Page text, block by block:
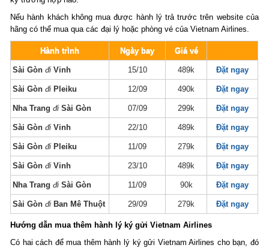
Nếu hành khách không mua được hành lý trả trước trên website của
hãng có thể mua qua các đại lý hoặc phòng vé của Vietnam Airlines.
Hành trình Ngày bay Giá vé
Sài Gònđi Vinh 15/10 489k Đặt ngay
Sài Gònđi Pleiku 12/09 490k Đặt ngay
Nha Trangđi Sài Gòn 07/09 299k Đặt ngay
Sài Gònđi Vinh 22/10 489k Đặt ngay
Sài Gònđi Pleiku 11/09 279k Đặt ngay
Sài Gònđi Vinh 23/10 489k Đặt ngay
Nha Trangđi Sài Gòn 11/09 90k Đặt ngay
Sài Gònđi Ban Mê Thuột 29/09 279k Đặt ngay
Hướng dẫn mua thêm hành lý ký gửi Vietnam Airlines
Có hai cách để mua thêm hành lý ký gửi Vietnam Airlines cho bạn, đó